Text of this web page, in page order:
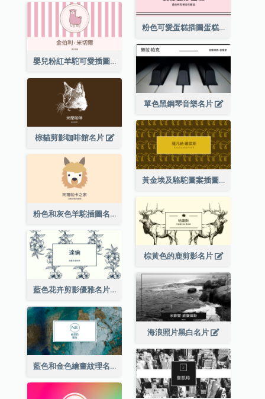
粉色可愛蛋糕插圖蛋糕店名片
嬰兒粉紅羊駝可愛插圖名片
單色黑鋼琴音樂名片
棕貓剪影咖啡館名片
黃金埃及駱駝圖案插圖名片
粉色和灰色羊駝插圖名片
棕黃色的鹿剪影名片
藍色花卉剪影優雅名片
海浪照片黑白名片
藍色和金色繪畫紋理名片